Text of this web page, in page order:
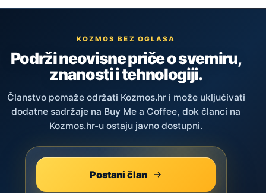
KOZMOS BEZ OGLASA
Podrži neovisne priče o svemiru,
znanosti i tehnologiji.
Članstvo pomaže održati Kozmos.hr i može uključivati
dodatne sadržaje na Buy Me a Coffee, dok članci na
Kozmos.hr-u ostaju javno dostupni.
Postani član